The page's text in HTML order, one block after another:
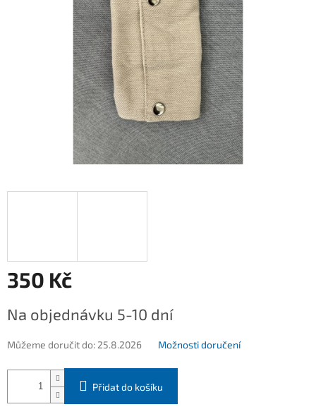
350 Kč
cena:
Na objednávku 5-10 dní
Můžeme doručit do: 25.8.2026 Možnosti doručení
Přidat do košíku